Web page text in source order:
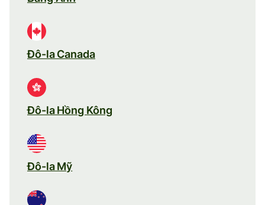
Đô-la Canada
Đô-la Hồng Kông
Đô-la Mỹ